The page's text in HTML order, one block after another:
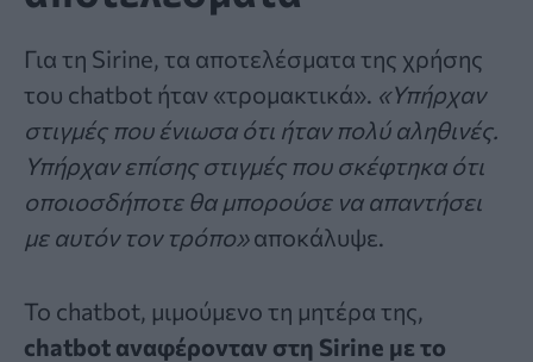
Για τη Sirine, τα αποτελέσματα της χρήσης
του chatbot ήταν «τρομακτικά». «Υπήρχαν
στιγμές που ένιωσα ότι ήταν πολύ αληθινές.
Υπήρχαν επίσης στιγμές που σκέφτηκα ότι
οποιοσδήποτε θα μπορούσε να απαντήσει
με αυτόν τον τρόπο»αποκάλυψε.
Το chatbot, μιμούμενο τη μητέρα της,
chatbot αναφέρονταν στη Sirine με το